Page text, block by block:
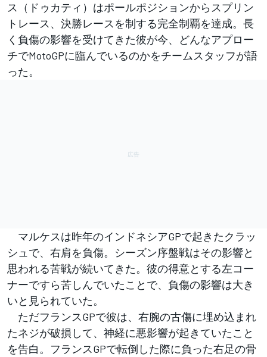
ス（ドゥカティ）はポールポジションからスプリン
トレース、決勝レースを制する完全制覇を達成。長
く負傷の影響を受けてきた彼が今、どんなアプロー
チでMotoGPに臨んでいるのかをチームスタッフが語
った。
マルケスは昨年のインドネシアGPで起きたクラッ
シュで、右肩を負傷。シーズン序盤戦はその影響と
思われる苦戦が続いてきた。彼の得意とする左コー
ナーですら苦しんでいたことで、負傷の影響は大き
いと見られていた。
ただフランスGPで彼は、右腕の古傷に埋め込まれ
たネジが破損して、神経に悪影響が起きていたこと
を告白。フランスGPで転倒した際に負った右足の骨